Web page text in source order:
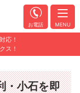
応！
ス！
お電話 MENU
・小石を即